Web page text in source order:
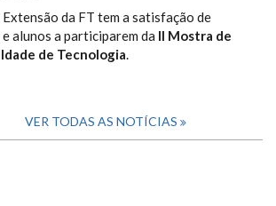
da FT tem a satisfação de
alunos a participarem da II Mostra de
de Tecnologia.
VER TODAS AS NOTÍCIAS